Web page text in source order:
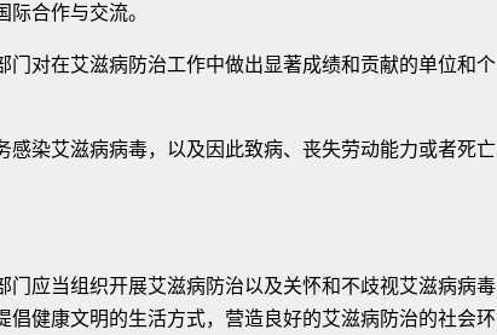
合作与交流。
在艾滋病防治工作中做出显著成绩和贡献的单位和个
染艾滋病病毒，以及因此致病、丧失劳动能力或者死亡
当组织开展艾滋病防治以及关怀和不歧视艾滋病病毒
健康文明的生活方式，营造良好的艾滋病防治的社会环